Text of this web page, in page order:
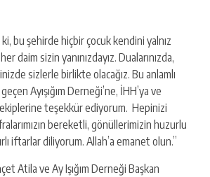
bu şehirde hiçbir çocuk kendini yalnız
daim sizin yanınızdayız. Dualarınızda,
sizlerle birlikte olacağız. Bu anlamlı
Ayışığım Derneği’ne, İHH’ya ve
teşekkür ediyorum. Hepinizi
bereketli, gönüllerimizin huzurlu
iftarlar diliyorum. Allah’a emanet olun.”
Atila ve Ay Işığım Derneği Başkan